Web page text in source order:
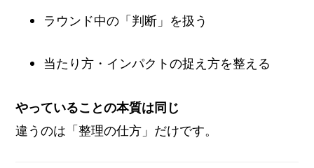
ラウンド中の「判断」を扱う
当たり方・インパクトの捉え方を整える
やっていることの本質は同じ
違うのは「整理の仕方」だけです。